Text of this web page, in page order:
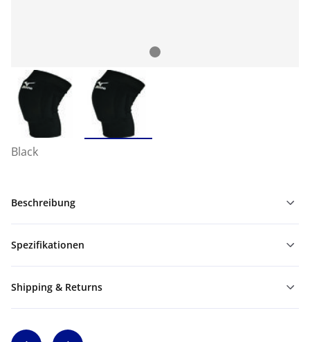
Black
Beschreibung
Spezifikationen
Shipping & Returns